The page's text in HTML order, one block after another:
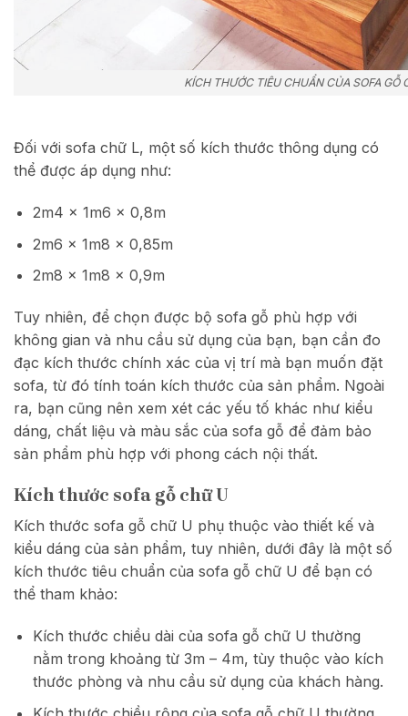
KÍCH THƯỚC TIÊU CHUẨN CỦA SOFA GỖ
Đối với sofa chữ L, một số kích thước thông dụng có
thể được áp dụng như:
2m4 x 1m6 x 0,8m
2m6 x 1m8 x 0,85m
2m8 x 1m8 x 0,9m
Tuy nhiên, để chọn được bộ sofa gỗ phù hợp với
không gian và nhu cầu sử dụng của bạn, bạn cần đo
đạc kích thước chính xác của vị trí mà bạn muốn đặt
sofa, từ đó tính toán kích thước của sản phẩm. Ngoài
ra, bạn cũng nên xem xét các yếu tố khác như kiểu
dáng, chất liệu và màu sắc của sofa gỗ để đảm bảo
sản phẩm phù hợp với phong cách nội thất.
Kích thước sofa gỗ chữ U
Kích thước sofa gỗ chữ U phụ thuộc vào thiết kế và
kiểu dáng của sản phẩm, tuy nhiên, dưới đây là một số
kích thước tiêu chuẩn của sofa gỗ chữ U để bạn có
thể tham khảo:
Kích thước chiều dài của sofa gỗ chữ U thường
nằm trong khoảng từ 3m – 4m, tùy thuộc vào kích
thước phòng và nhu cầu sử dụng của khách hàng.